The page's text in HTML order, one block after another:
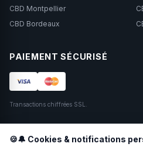
CBD Montpellier
CBD Bordeaux
PAIEMENT SÉCURISÉ
Transactions chiffrées SSL.
🍪🔔 Cookies & notifications